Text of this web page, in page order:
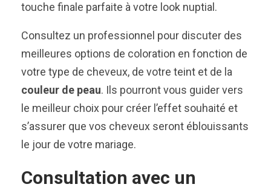
touche finale parfaite à votre look nuptial.
Consultez un professionnel pour discuter des
meilleures options de coloration en fonction de
votre type de cheveux, de votre teint et de la
couleur de peau. Ils pourront vous guider vers
le meilleur choix pour créer l’effet souhaité et
s’assurer que vos cheveux seront éblouissants
le jour de votre mariage.
Consultation avec un